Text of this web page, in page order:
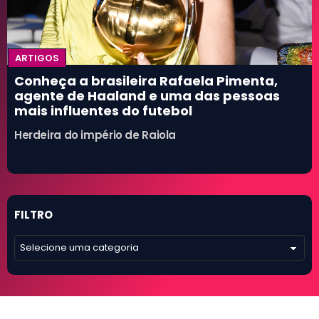
Futebol Internacional
Campeonato Carioca
+
ARTIGOS
Conheça a brasileira Rafaela Pimenta,
agente de Haaland e uma das pessoas
mais influentes do futebol
Herdeira do império de Raiola
FILTRO